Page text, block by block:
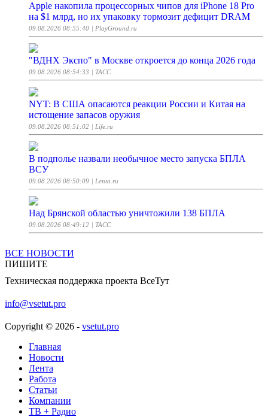
Apple накопила процессорных чипов для iPhone 18 Pro
на $1 млрд, но их упаковку тормозит дефицит DRAM
09.08.2026 08:55:40 | PlayGround.ru
"ВДНХ Экспо" в Москве откроется до конца 2026 года
09.08.2026 08:54:33 | ТАСС
NYT: В США опасаются реакции России и Китая на
истощение запасов оружия
09.08.2026 08:51:02 | Life.ru
В подполье назвали необычное место запуска БПЛА
ВСУ
09.08.2026 08:50:09 | Lenta.ru
Над Брянской областью уничтожили 138 БПЛА
09.08.2026 08:49:12 | ТАСС
Дептранс назвал причину сбоя в движении трамваев на
севере Москвы
09.08.2026 08:47:06 | РБК
Более 30% опрошенных россиян готовы купить
квартиру вскладчину
В МИД РФ заявили о прямой военной помощи Украине
со стороны Румынии
09.08.2026 08:45:00
ВСЕ НОВОСТИ
ПИШИТЕ
Техническая поддержка проекта ВсеТут
info@vsetut.pro
Copyright © 2026 - vsetut.pro
Главная
Новости
Лента
Работа
Статьи
Компании
ТВ + Радио